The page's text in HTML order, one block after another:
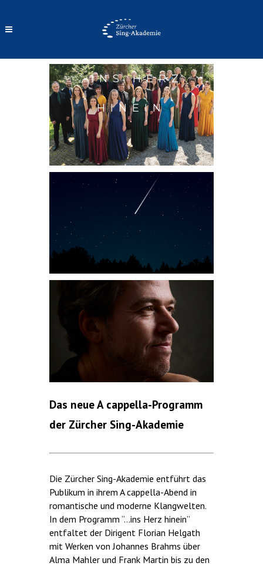
…INS HERZ
HINEIN
Das neue A cappella-Programm
der Zürcher Sing-Akademie
Die Zürcher Sing-Akademie entführt das
Publikum in ihrem A cappella-Abend in
romantische und moderne Klangwelten.
In dem Programm “…ins Herz hinein”
entfaltet der Dirigent Florian Helgath
mit Werken von Johannes Brahms über
Alma Mahler und Frank Martin bis zu den